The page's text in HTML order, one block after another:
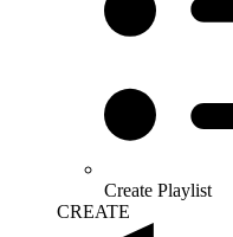
Create Playlist
CREATE